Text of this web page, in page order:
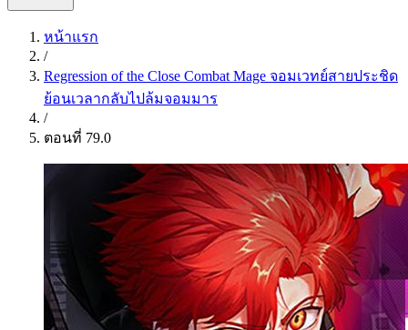
หน้าแรก
/
Regression of the Close Combat Mage จอมเวทย์สายประชิด
ย้อนเวลากลับไปล้มจอมมาร
/
ตอนที่ 79.0